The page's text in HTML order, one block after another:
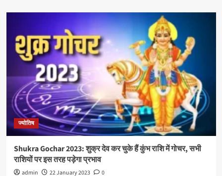
ज्योतिष
Shukra Gochar 2023: शुक्र देव कर चुके हैं कुंभ राशि में गोचर, सभी
राशियों पर इस तरह पड़ेगा प्रभाव
admin 22 January 2023
0